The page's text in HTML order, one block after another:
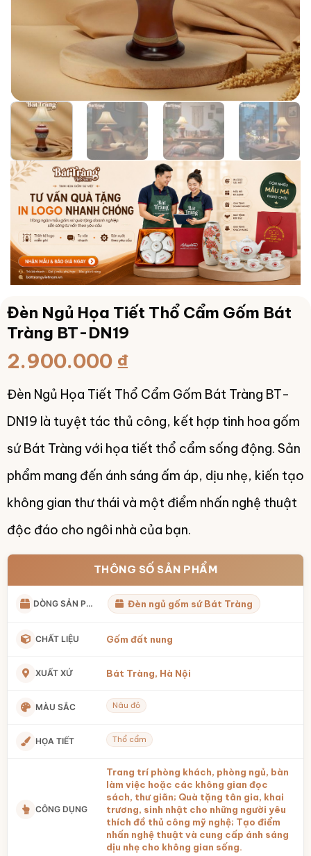
Đèn Ngủ Họa Tiết Thổ Cẩm Gốm Bát
Tràng BT-DN19
2.900.000 ₫
Đèn Ngủ Họa Tiết Thổ Cẩm Gốm Bát Tràng BT-
DN19 là tuyệt tác thủ công, kết hợp tinh hoa gốm
sứ Bát Tràng với họa tiết thổ cẩm sống động. Sản
phẩm mang đến ánh sáng ấm áp, dịu nhẹ, kiến tạo
không gian thư thái và một điểm nhấn nghệ thuật
độc đáo cho ngôi nhà của bạn.
THÔNG SỐ SẢN PHẨM
DÒNG SẢN PHẨM Đèn ngủ gốm sứ Bát Tràng
CHẤT LIỆU Gốm đất nung
XUẤT XỨ Bát Tràng, Hà Nội
MÀU SẮC Nâu đỏ
HỌA TIẾT Thổ cẩm
CÔNG DỤNG
Trang trí phòng khách, phòng ngủ, bàn
làm việc hoặc các không gian đọc
sách, thư giãn; Quà tặng tân gia, khai
trương, sinh nhật cho những người yêu
thích đồ thủ công mỹ nghệ; Tạo điểm
nhấn nghệ thuật và cung cấp ánh sáng
dịu nhẹ cho không gian sống.